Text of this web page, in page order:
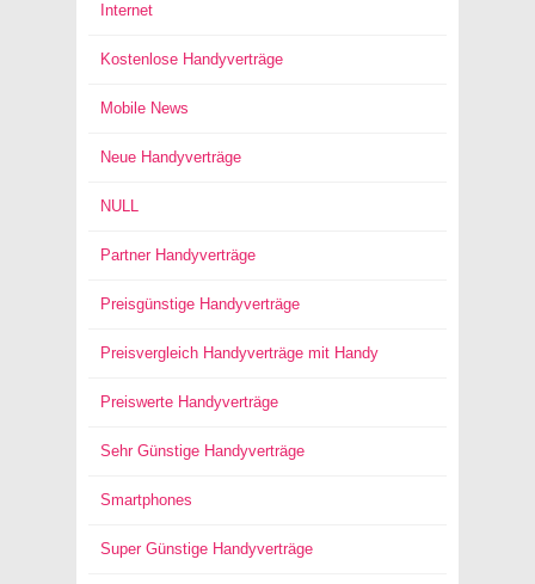
Internet
Kostenlose Handyverträge
Mobile News
Neue Handyverträge
NULL
Partner Handyverträge
Preisgünstige Handyverträge
Preisvergleich Handyverträge mit Handy
Preiswerte Handyverträge
Sehr Günstige Handyverträge
Smartphones
Super Günstige Handyverträge